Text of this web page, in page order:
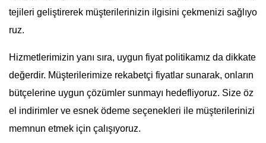
tejileri geliştirerek müşterilerinizin ilgisini çekmenizi sağlıyo
ruz.
Hizmetlerimizin yanı sıra, uygun fiyat politikamız da dikkate
değerdir. Müşterilerimize rekabetçi fiyatlar sunarak, onların
bütçelerine uygun çözümler sunmayı hedefliyoruz. Size öz
el indirimler ve esnek ödeme seçenekleri ile müşterilerinizi
memnun etmek için çalışıyoruz.